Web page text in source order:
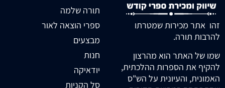
זהו אתר מכירות שמטרתו
להרבות תורה.
שמו של האתר הוא מהרצון
להקיף את הספרות ההלכתית,
האמונית, והעיונית על הש"ס
תורה שלמה
ספרי הוצאה לאור
מבצעים
חנות
יודאיקה
סל הקניות